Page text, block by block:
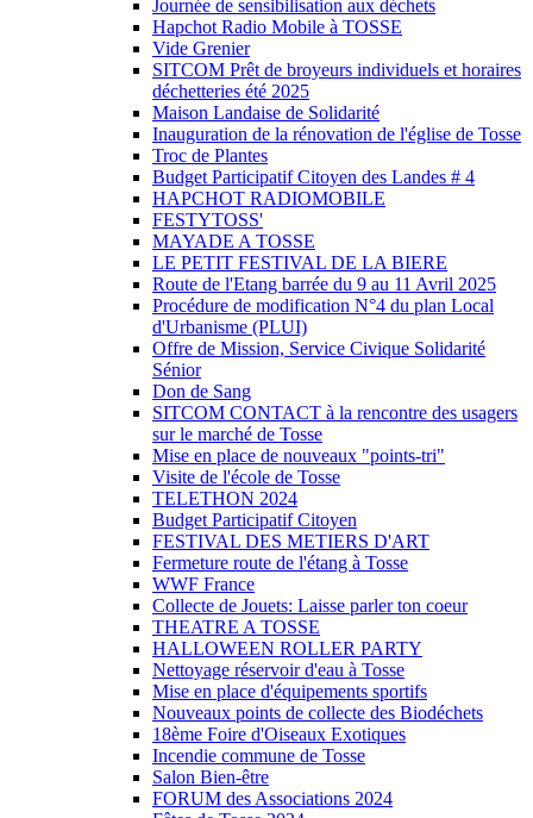
Journée de sensibilisation aux déchets
Hapchot Radio Mobile à TOSSE
Vide Grenier
SITCOM Prêt de broyeurs individuels et horaires
déchetteries été 2025
Maison Landaise de Solidarité
Inauguration de la rénovation de l'église de Tosse
Troc de Plantes
Budget Participatif Citoyen des Landes # 4
HAPCHOT RADIOMOBILE
FESTYTOSS'
MAYADE A TOSSE
LE PETIT FESTIVAL DE LA BIERE
Route de l'Etang barrée du 9 au 11 Avril 2025
Procédure de modification N°4 du plan Local
d'Urbanisme (PLUI)
Offre de Mission, Service Civique Solidarité
Sénior
Don de Sang
SITCOM CONTACT à la rencontre des usagers
sur le marché de Tosse
Mise en place de nouveaux "points-tri"
Visite de l'école de Tosse
TELETHON 2024
Budget Participatif Citoyen
FESTIVAL DES METIERS D'ART
Fermeture route de l'étang à Tosse
WWF France
Collecte de Jouets: Laisse parler ton coeur
THEATRE A TOSSE
HALLOWEEN ROLLER PARTY
Nettoyage réservoir d'eau à Tosse
Mise en place d'équipements sportifs
Nouveaux points de collecte des Biodéchets
18ème Foire d'Oiseaux Exotiques
Incendie commune de Tosse
Salon Bien-être
FORUM des Associations 2024